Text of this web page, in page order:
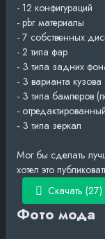
- 12 конфигураций
- pbr материалы
- 7 собственных
- 2 типа фар
- 3 типа задних
- 3 варианта кузова
- 3 типа бамперов
-
- 3 типа зеркал
Мог бы сделать
хотел это
Скачать (27)
Фото мода